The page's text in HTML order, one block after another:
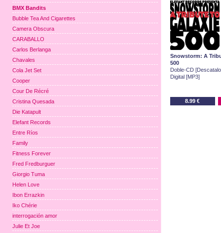
Snowstorm: A
500
Doble-CD
Digital [MP3]
8.99 €
BMX Bandits
Bubble Tea And Cigarettes
Camera Obscura
CARABALLO
Carlos Berlanga
Chavales
Cola Jet Set
Cooper
Cour De Récré
Cristina Quesada
Die Katapult
Elefant Records
Entre Ríos
Family
Fitness Forever
Fred Fredburguer
Giorgio Tuma
Helen Love
Ibon Errazkin
Iko Chérie
interrogación amor
Julie Et Joe